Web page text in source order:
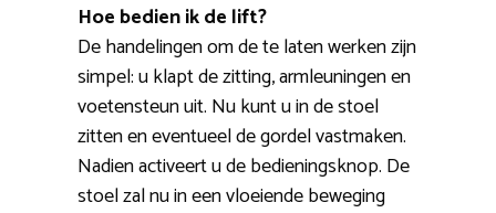
Hoe bedien ik de lift?
De handelingen om de te laten werken zijn
simpel: u klapt de zitting, armleuningen en
voetensteun uit. Nu kunt u in de stoel
zitten en eventueel de gordel vastmaken.
Nadien activeert u de bedieningsknop. De
stoel zal nu in een vloeiende beweging